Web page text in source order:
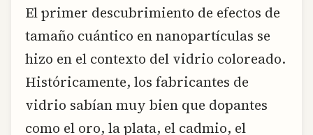
El primer descubrimiento de efectos de
tamaño cuántico en nanopartículas se
hizo en el contexto del vidrio coloreado.
Históricamente, los fabricantes de
vidrio sabían muy bien que dopantes
como el oro, la plata, el cadmio, el